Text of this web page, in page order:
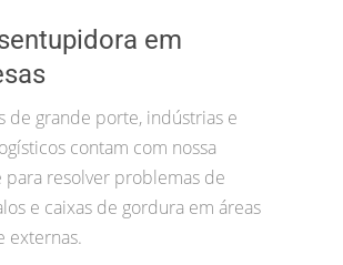
em
de grande porte, indústrias e
contam com nossa
para resolver problemas de
e caixas de gordura em áreas
externas.